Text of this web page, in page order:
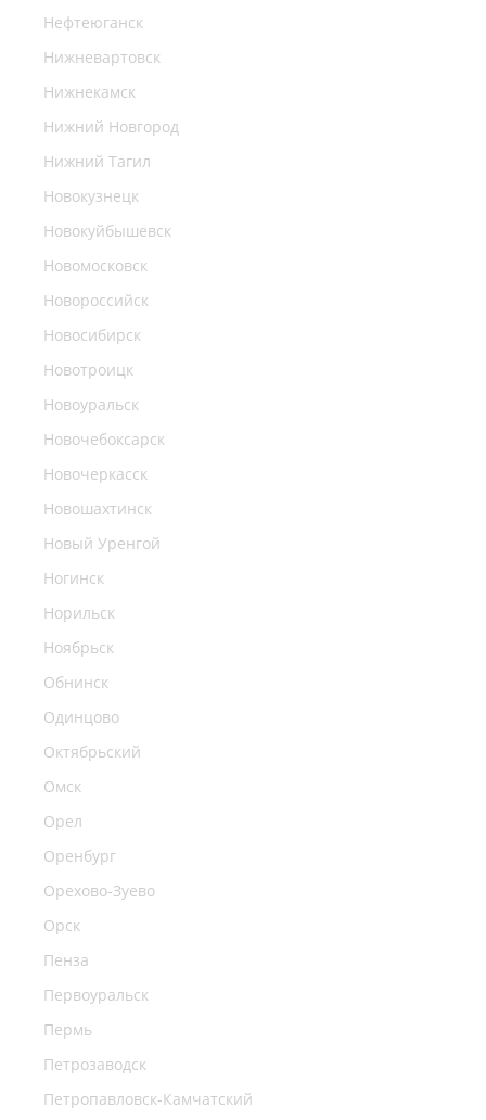
Нефтеюганск
Нижневартовск
Нижнекамск
Нижний Новгород
Нижний Тагил
Новокузнецк
Новокуйбышевск
Новомосковск
Новороссийск
Новосибирск
Новотроицк
Новоуральск
Новочебоксарск
Новочеркасск
Новошахтинск
Новый Уренгой
Ногинск
Норильск
Ноябрьск
Обнинск
Одинцово
Октябрьский
Омск
Орел
Оренбург
Орехово-Зуево
Орск
Пенза
Первоуральск
Пермь
Петрозаводск
Петропавловск-Камчатский